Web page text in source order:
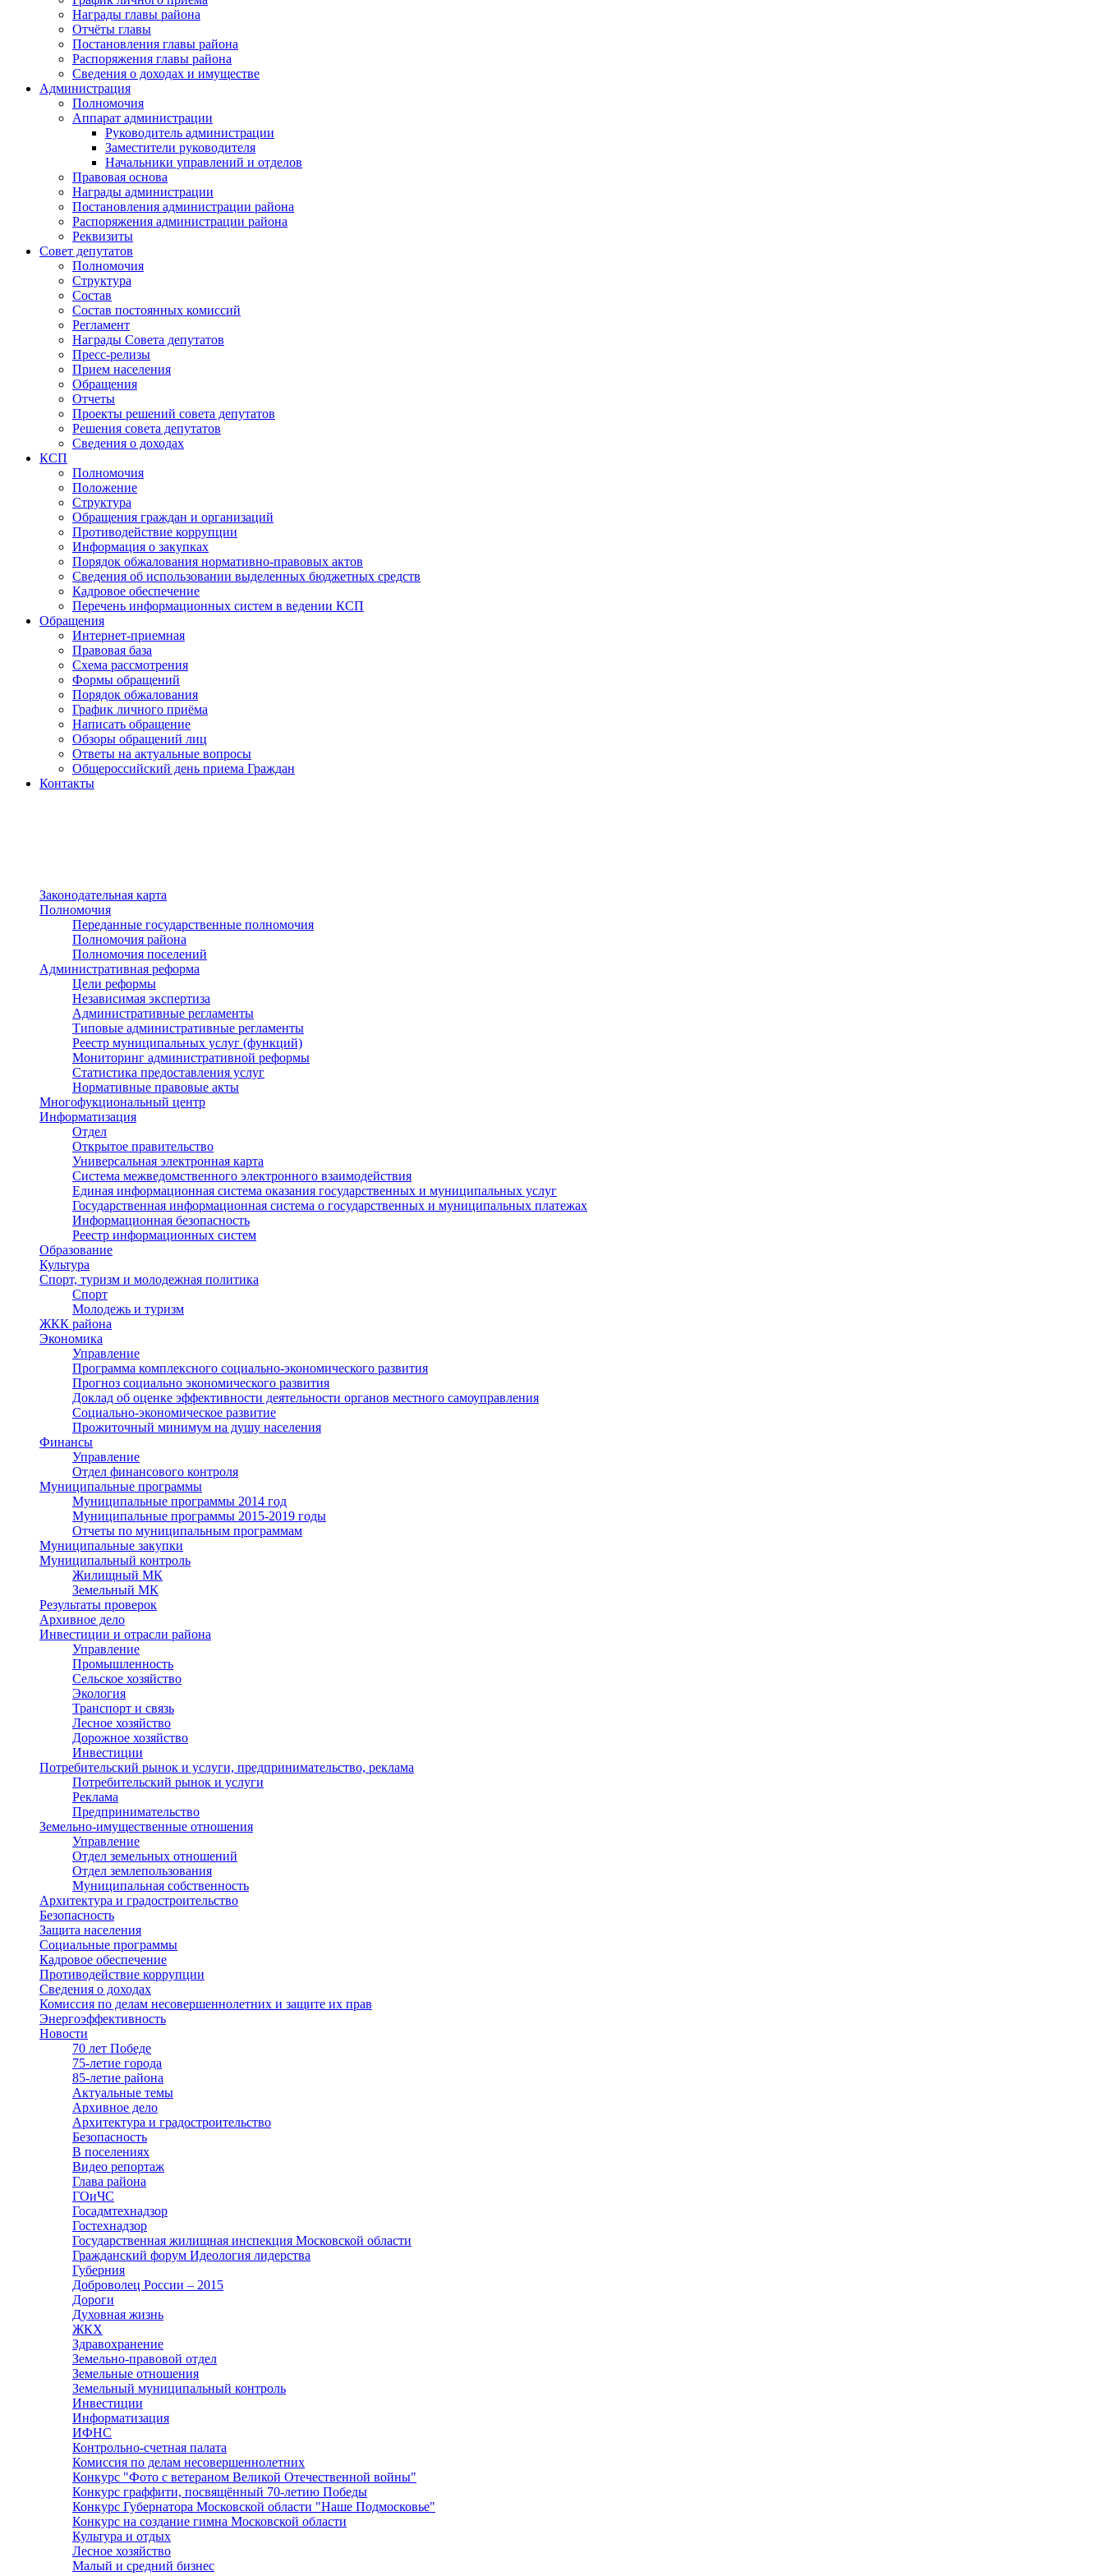
Награды главы района
Отчёты главы
Постановления главы района
Распоряжения главы района
Сведения о доходах и имуществе
Администрация
Полномочия
Аппарат администрации
Руководитель администрации
Заместители руководителя
Начальники управлений и отделов
Правовая основа
Награды администрации
Постановления администрации района
Распоряжения администрации района
Реквизиты
Совет депутатов
Полномочия
Структура
Состав
Состав постоянных комиссий
Регламент
Награды Совета депутатов
Пресс-релизы
Прием населения
Обращения
Отчеты
Проекты решений совета депутатов
Решения совета депутатов
Сведения о доходах
КСП
Полномочия
Положение
Структура
Обращения граждан и организаций
Противодействие коррупции
Информация о закупках
Порядок обжалования нормативно-правовых актов
Сведения об использовании выделенных бюджетных средств
Кадровое обеспечение
Перечень информационных систем в ведении КСП
Обращения
Интернет-приемная
Правовая база
Схема рассмотрения
Формы обращений
Порядок обжалования
График личного приёма
Написать обращение
Обзоры обращений лиц
Ответы на актуальные вопросы
Общероссийский день приема Граждан
Контакты
Законодательная карта
Полномочия
Переданные государственные полномочия
Полномочия района
Полномочия поселений
Административная реформа
Цели реформы
Независимая экспертиза
Административные регламенты
Типовые административные регламенты
Реестр муниципальных услуг (функций)
Мониторинг административной реформы
Статистика предоставления услуг
Нормативные правовые акты
Многофукциональный центр
Информатизация
Отдел
Открытое правительство
Универсальная электронная карта
Система межведомственного электронного взаимодействия
Единая информационная система оказания государственных и муниципальных услуг
Государственная информационная система о государственных и муниципальных платежах
Информационная безопасность
Реестр информационных систем
Образование
Культура
Спорт, туризм и молодежная политика
Спорт
Молодежь и туризм
ЖКК района
Экономика
Управление
Программа комплексного социально-экономического развития
Прогноз социально экономического развития
Доклад об оценке эффективности деятельности органов местного самоуправления
Социально-экономическое развитие
Прожиточный минимум на душу населения
Финансы
Управление
Отдел финансового контроля
Муниципальные программы
Муниципальные программы 2014 год
Муниципальные программы 2015-2019 годы
Отчеты по муниципальным программам
Муниципальные закупки
Муниципальный контроль
Жилищный МК
Земельный МК
Результаты проверок
Архивное дело
Инвестиции и отрасли района
Управление
Промышленность
Сельское хозяйство
Экология
Транспорт и связь
Лесное хозяйство
Дорожное хозяйство
Инвестиции
Потребительский рынок и услуги, предпринимательство, реклама
Потребительский рынок и услуги
Реклама
Предпринимательство
Земельно-имущественные отношения
Управление
Отдел земельных отношений
Отдел землепользования
Муниципальная собственность
Архитектура и градостроительство
Безопасность
Защита населения
Социальные программы
Кадровое обеспечение
Противодействие коррупции
Сведения о доходах
Комиссия по делам несовершеннолетних и защите их прав
Энергоэффективность
Новости
70 лет Победе
75-летие города
85-летие района
Актуальные темы
Архивное дело
Архитектура и градостроительство
Безопасность
В поселениях
Видео репортаж
Глава района
ГОиЧС
Госадмтехнадзор
Гостехнадзор
Государственная жилищная инспекция Московской области
Гражданский форум Идеология лидерства
Губерния
Доброволец России – 2015
Дороги
Духовная жизнь
ЖКХ
Здравохранение
Земельно-правовой отдел
Земельные отношения
Земельный муниципальный контроль
Инвестиции
Информатизация
ИФНС
Контрольно-счетная палата
Комиссия по делам несовершеннолетних
Конкурс "Фото с ветераном Великой Отечественной войны"
Конкурс граффити, посвящённый 70-летию Победы
Конкурс Губернатора Московской области "Наше Подмосковье"
Конкурс на создание гимна Московской области
Культура и отдых
Лесное хозяйство
Малый и средний бизнес